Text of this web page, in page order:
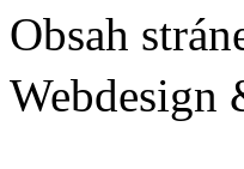
Obsah
Webdesign